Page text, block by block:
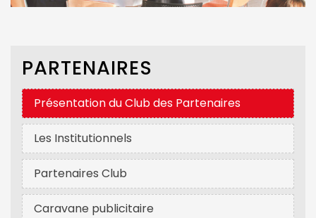
PARTENAIRES
Présentation du Club des Partenaires
Les Institutionnels
Partenaires Club
Caravane publicitaire